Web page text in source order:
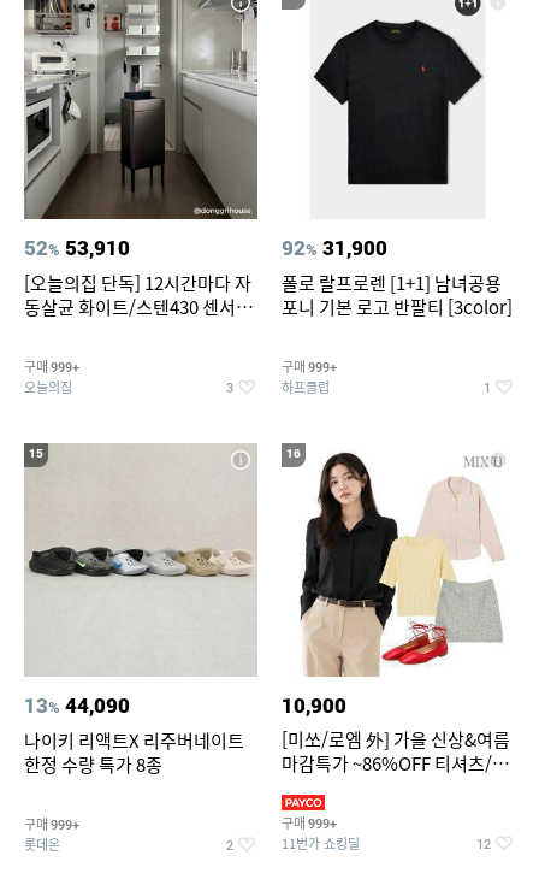
52% 53,910
[오늘의집 단독] 12시간마다 자
동살균 화이트/스텐430 센서휴
구매 999+
오늘의집 3
92% 31,900
폴로 랄프로렌 [1+1] 남녀공용
포니 기본 로고 반팔티 [3color]
구매 999+
하프클럽 1
15
13% 44,090
나이키 리액트X 리주버네이트
한정 수량 특가 8종
구매 999+
롯데온 2
16
10,900
[미쏘/로엠 外] 가을 신상&여름
마감특가 ~86%OFF 티셔츠/슬
구매 999+
11번가 쇼킹딜 12